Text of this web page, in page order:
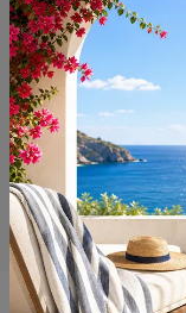
CONTINUA
Tavoli Midj
Tavoli Midj
Tavoli Midj